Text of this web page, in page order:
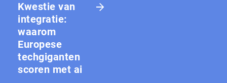
Kwestie van
integratie:
waarom
Europese
techgiganten
scoren met ai